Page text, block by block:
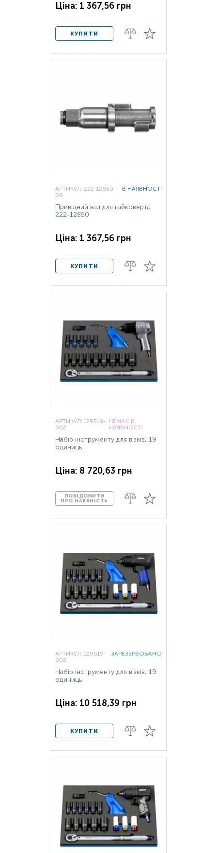
Ціна: 1 367,56 грн
КУПИТИ
АРТИКУЛ: 222-12850-
06
В НАЯВНОСТІ
Привідний вал для гайковерта
222-12850
Ціна: 1 367,56 грн
КУПИТИ
АРТИКУЛ: 129519-
002
НЕМАЄ В
НАЯВНОСТІ
Набір інструменту для візків, 19
одиниць
Ціна: 8 720,63 грн
ПОВІДОМИТИ
ПРО НАЯВНІСТЬ
АРТИКУЛ: 129619-
002
ЗАРЕЗЕРВОВАНО
Набір інструменту для візків, 19
одиниць
Ціна: 10 518,39 грн
КУПИТИ